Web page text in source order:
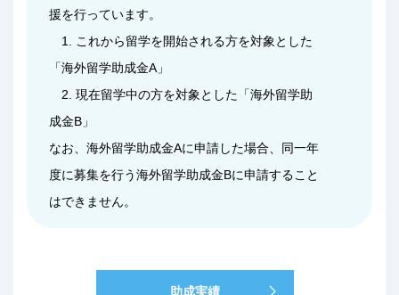
援を行っています。
1. これから留学を開始される方を対象とした
「海外留学助成金A」
2. 現在留学中の方を対象とした「海外留学助
成金B」
なお、海外留学助成金Aに申請した場合、同一年
度に募集を行う海外留学助成金Bに申請すること
はできません。
助成実績